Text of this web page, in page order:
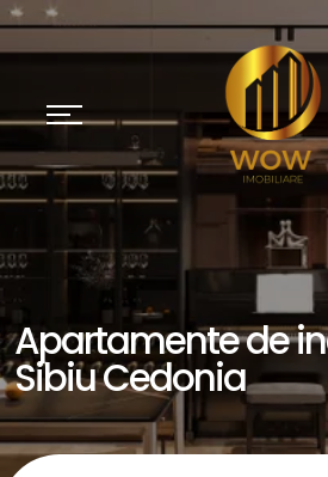
Apartamente de
Sibiu Cedonia